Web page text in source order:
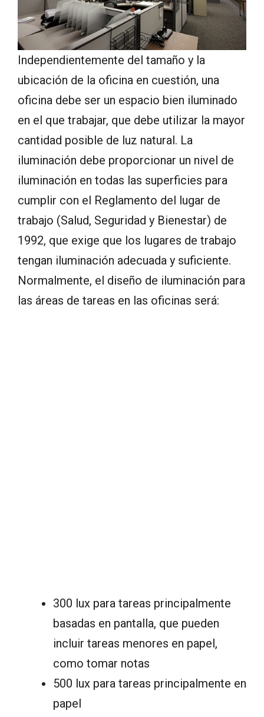
Independientemente del tamaño y la
ubicación de la oficina en cuestión, una
oficina debe ser un espacio bien iluminado
en el que trabajar, que debe utilizar la mayor
cantidad posible de luz natural. La
iluminación debe proporcionar un nivel de
iluminación en todas las superficies para
cumplir con el Reglamento del lugar de
trabajo (Salud, Seguridad y Bienestar) de
1992, que exige que los lugares de trabajo
tengan iluminación adecuada y suficiente.
Normalmente, el diseño de iluminación para
las áreas de tareas en las oficinas será:
300 lux para tareas principalmente
basadas en pantalla, que pueden
incluir tareas menores en papel,
como tomar notas
500 lux para tareas principalmente en
papel